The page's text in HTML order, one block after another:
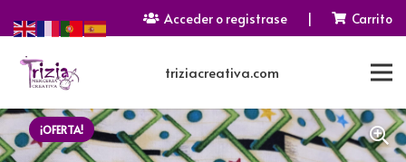
Acceder o registrase | Carrito
triziacreativa.com
¡OFERTA!